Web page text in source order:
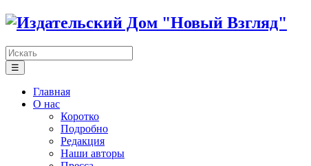
☰
Главная
О нас
Коротко
Подробно
Редакция
Наши авторы